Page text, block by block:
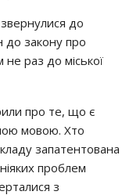
до
до закону про
не раз до міської
про те, що є
мовою. Хто
запатентована
проблем
з